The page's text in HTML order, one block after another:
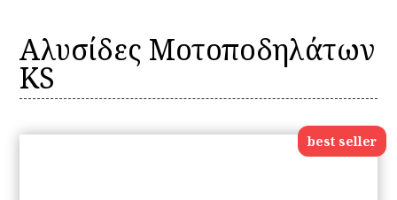
Αλυσίδες Μοτοποδηλάτων
KS
best seller